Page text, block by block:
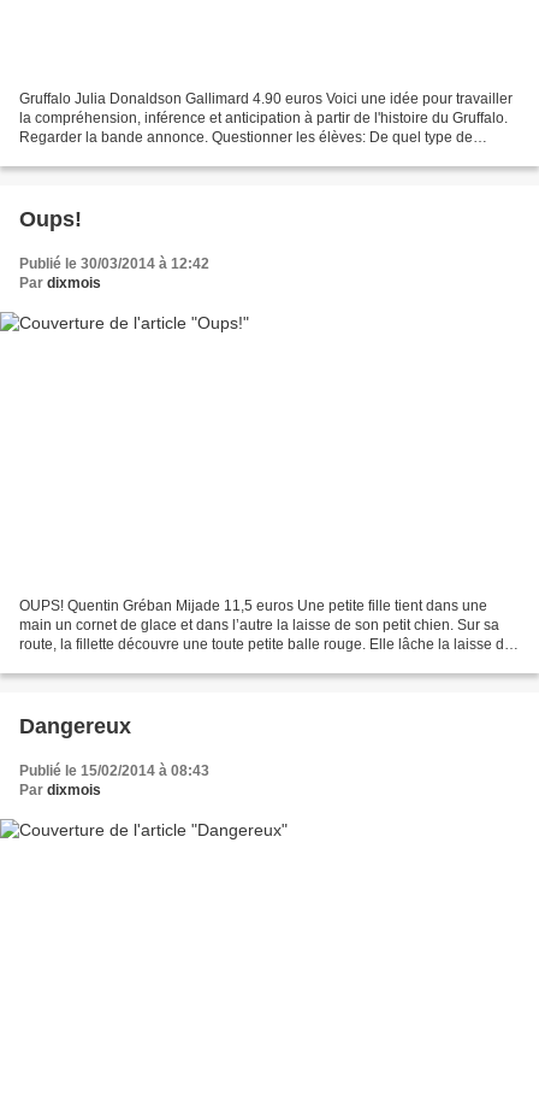
Gruffalo Julia Donaldson Gallimard 4.90 euros Voici une idée pour travailler
la compréhension, inférence et anticipation à partir de l'histoire du Gruffalo.
Regarder la bande annonce. Questionner les élèves: De quel type de
Oups!
Publié le 30/03/2014 à 12:42
Par dixmois
OUPS! Quentin Gréban Mijade 11,5 euros Une petite fille tient dans une
main un cornet de glace et dans l’autre la laisse de son petit chien. Sur sa
route, la fillette découvre une toute petite balle rouge. Elle lâche la laisse de
Dangereux
Publié le 15/02/2014 à 08:43
Par dixmois